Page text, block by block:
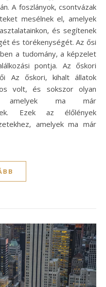
A foszlányok, csontvázak
mesélnek el, amelyek
és segítenek
és törékenységét. Az ősi
a tudomány, a képzelet
pontja. Az őskori
Az őskori, kihalt állatok
volt, és sokszor olyan
amelyek ma már
Ezek az élőlények
amelyek ma már